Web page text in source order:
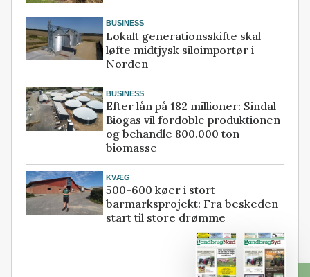
BUSINESS
Lokalt generationsskifte skal
løfte midtjysk siloimportør i
Norden
BUSINESS
Efter lån på 182 millioner: Sindal
Biogas vil fordoble produktionen
og behandle 800.000 ton
biomasse
KVÆG
500-600 køer i stort
barmarksprojekt: Fra beskeden
start til store drømme